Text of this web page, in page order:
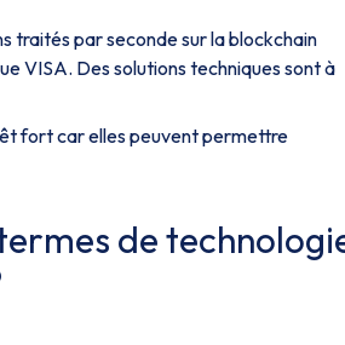
traités par seconde sur la blockchain
VISA. Des solutions techniques sont à
fort car elles peuvent permettre
de